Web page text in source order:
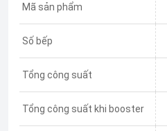
Mã sản phẩm
Số bếp
Tổng công suất
Tổng công suất khi booster